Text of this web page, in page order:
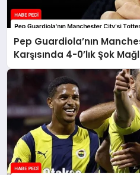
Pep Guardiola’nın
Karşısında 4-0’lık Şok